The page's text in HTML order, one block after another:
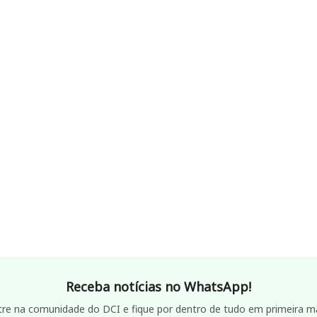
Receba notícias no WhatsApp!
na comunidade do DCI e fique por dentro de tudo em primeira